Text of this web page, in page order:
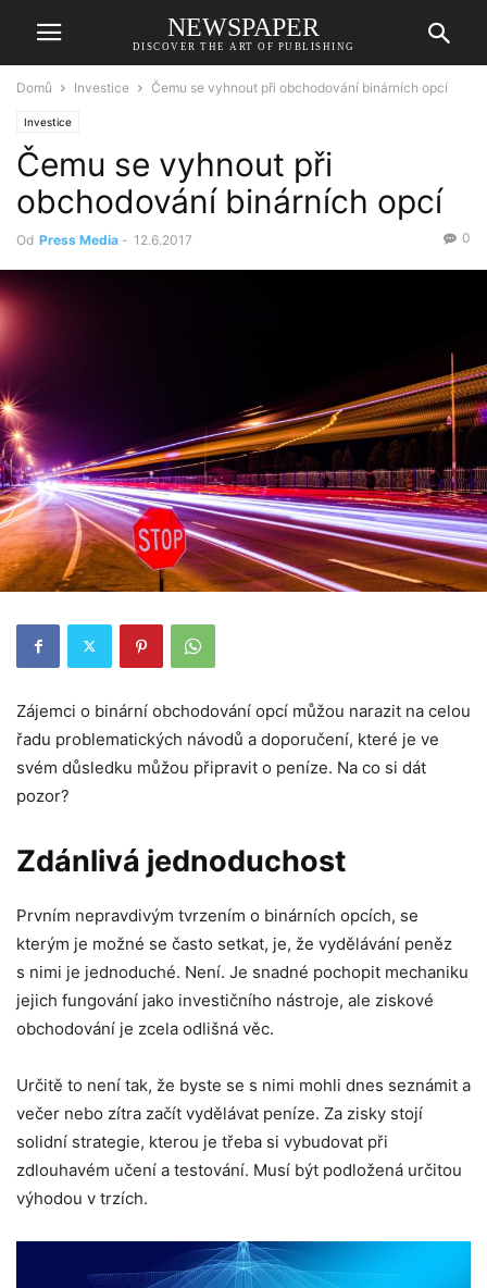
NEWSPAPER
DISCOVER THE ART OF PUBLISHING
Domů Investice Čemu se vyhnout při obchodování binárních opcí
Investice
Čemu se vyhnout při
obchodování binárních opcí
Od Press Media - 12.6.2017 0
Zájemci o binární obchodování opcí můžou narazit na celou
řadu problematických návodů a doporučení, které je ve
svém důsledku můžou připravit o peníze. Na co si dát
pozor?
Zdánlivá jednoduchost
Prvním nepravdivým tvrzením o binárních opcích, se
kterým je možné se často setkat, je, že vydělávání peněz
s nimi je jednoduché. Není. Je snadné pochopit mechaniku
jejich fungování jako investičního nástroje, ale ziskové
obchodování je zcela odlišná věc.
Určitě to není tak, že byste se s nimi mohli dnes seznámit a
večer nebo zítra začít vydělávat peníze. Za zisky stojí
solidní strategie, kterou je třeba si vybudovat při
zdlouhavém učení a testování. Musí být podložená určitou
výhodou v trzích.